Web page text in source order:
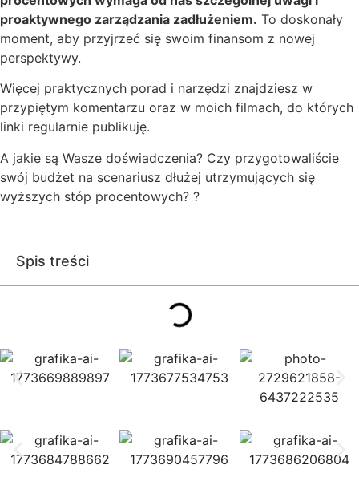
proaktywnego zarządzania zadłużeniem. To doskonały
moment, aby przyjrzeć się swoim finansom z nowej
perspektywy.
Więcej praktycznych porad i narzędzi znajdziesz w
przypiętym komentarzu oraz w moich filmach, do których
linki regularnie publikuję.
A jakie są Wasze doświadczenia? Czy przygotowaliście
swój budżet na scenariusz dłużej utrzymujących się
wyższych stóp procentowych? ?
Spis treści